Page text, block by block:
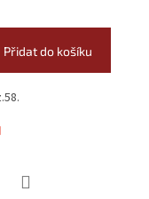
Přidat do košíku